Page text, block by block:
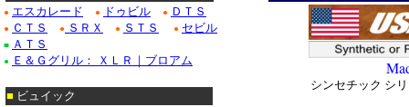
シンセチック シ
● エスカレード ● ドゥビル ● ＤＴＳ
● ＣＴＳ ● ＳＲＸ ● ＳＴＳ ● セビル
■ ＡＴＳ
● Ｅ＆Ｇグリル： ＸＬＲ｜ブロアム
■ ビュイック